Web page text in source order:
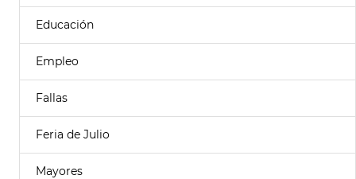
Educación
Empleo
Fallas
Feria de Julio
Mayores